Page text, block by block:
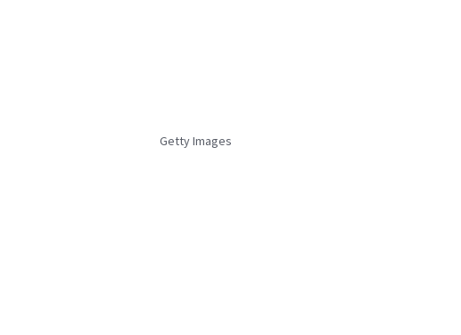
Getty Images